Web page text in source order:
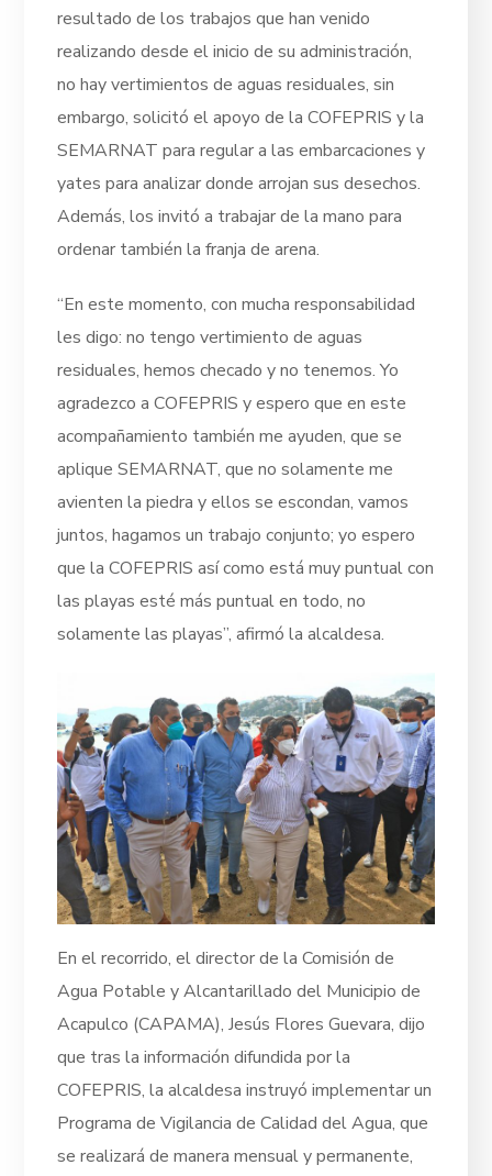
resultado de los trabajos que han venido
realizando desde el inicio de su administración,
no hay vertimientos de aguas residuales, sin
embargo, solicitó el apoyo de la COFEPRIS y la
SEMARNAT para regular a las embarcaciones y
yates para analizar donde arrojan sus desechos.
Además, los invitó a trabajar de la mano para
ordenar también la franja de arena.
“En este momento, con mucha responsabilidad
les digo: no tengo vertimiento de aguas
residuales, hemos checado y no tenemos. Yo
agradezco a COFEPRIS y espero que en este
acompañamiento también me ayuden, que se
aplique SEMARNAT, que no solamente me
avienten la piedra y ellos se escondan, vamos
juntos, hagamos un trabajo conjunto; yo espero
que la COFEPRIS así como está muy puntual con
las playas esté más puntual en todo, no
solamente las playas”, afirmó la alcaldesa.
En el recorrido, el director de la Comisión de
Agua Potable y Alcantarillado del Municipio de
Acapulco (CAPAMA), Jesús Flores Guevara, dijo
que tras la información difundida por la
COFEPRIS, la alcaldesa instruyó implementar un
Programa de Vigilancia de Calidad del Agua, que
se realizará de manera mensual y permanente,